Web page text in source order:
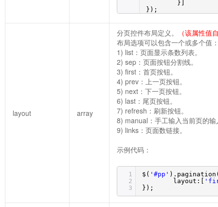
}]
});
layout array
分页控件布局定义。
（该属性值
布局选项可以包含一个或多个值
1) list：页面显示条数列表。
2) sep：页面按钮分割线。
3) first：首页按钮。
4) prev：上一页按钮。
5) next：下一页按钮。
6) last：尾页按钮。
7) refresh：刷新按钮。
8) manual：手工输入当前页的输
9) links：页面数链接。
示例代码：
1
2
3
$( '#pp'
layout:[
});